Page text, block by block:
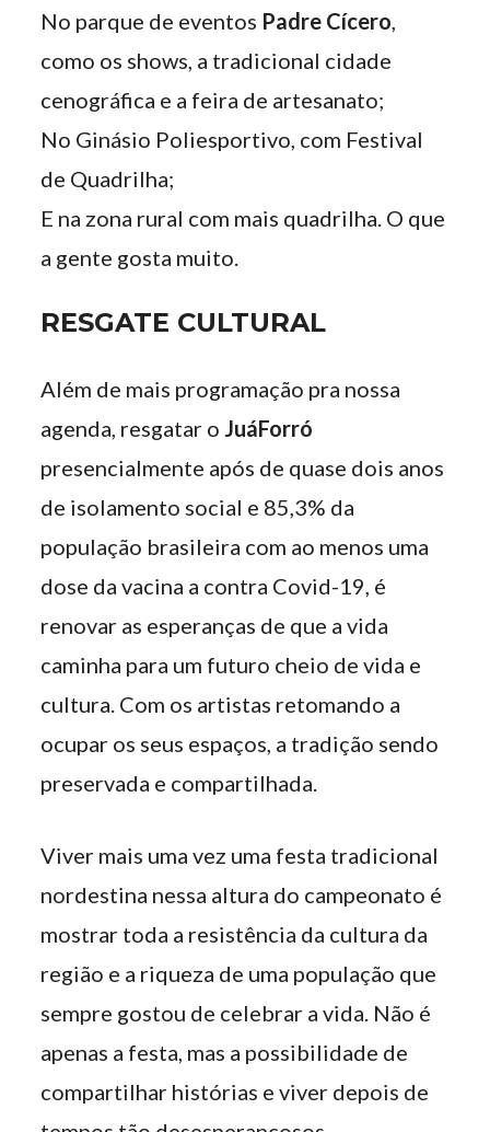
No parque de eventos Padre Cícero,
como os shows, a tradicional cidade
cenográfica e a feira de artesanato;
No Ginásio Poliesportivo, com Festival
de Quadrilha;
E na zona rural com mais quadrilha. O que
a gente gosta muito.
RESGATE CULTURAL
Além de mais programação pra nossa
agenda, resgatar o JuáForró
presencialmente após de quase dois anos
de isolamento social e 85,3% da
população brasileira com ao menos uma
dose da vacina a contra Covid-19, é
renovar as esperanças de que a vida
caminha para um futuro cheio de vida e
cultura. Com os artistas retomando a
ocupar os seus espaços, a tradição sendo
preservada e compartilhada.
Viver mais uma vez uma festa tradicional
nordestina nessa altura do campeonato é
mostrar toda a resistência da cultura da
região e a riqueza de uma população que
sempre gostou de celebrar a vida. Não é
apenas a festa, mas a possibilidade de
compartilhar histórias e viver depois de